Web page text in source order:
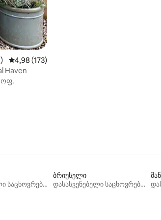
საშუალო შეფასებაა 5‑დან 4,98, 173
4,98 (173)
Haven
დასასვენებელი საცხოვრებლები
ბრიუსელი
დასასვენებელი საცხოვრებლები